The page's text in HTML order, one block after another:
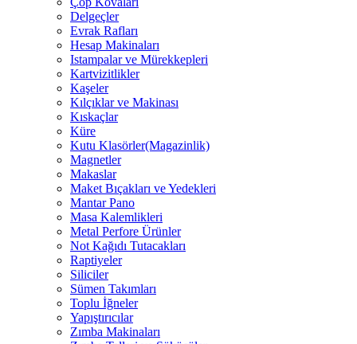
Delgeçler
Evrak Rafları
Hesap Makinaları
Istampalar ve Mürekkepleri
Kartvizitlikler
Kaşeler
Kılçıklar ve Makinası
Kıskaçlar
Küre
Kutu Klasörler(Magazinlik)
Magnetler
Makaslar
Maket Bıçakları ve Yedekleri
Mantar Pano
Masa Kalemlikleri
Metal Perfore Ürünler
Not Kağıdı Tutacakları
Raptiyeler
Siliciler
Sümen Takımları
Toplu İğneler
Yapıştırıcılar
Zımba Makinaları